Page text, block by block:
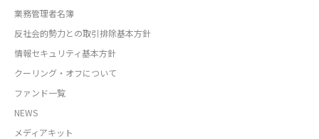
業務管理者名簿
反社会的勢力との取引排除基本方針
情報セキュリティ基本方針
クーリング・オフについて
ファンド一覧
NEWS
メディアキット